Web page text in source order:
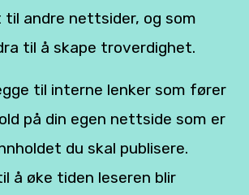
andre nettsider, og som
til å skape troverdighet.
til interne lenker som fører
på din egen nettside som er
du skal publisere.
å øke tiden leseren blir